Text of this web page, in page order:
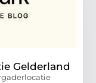
Gelderland